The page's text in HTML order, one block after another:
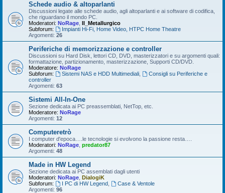
Schede audio & altoparlanti
Discussioni legate alle schede audio, agli altoparlanti e ai software di codifica,
che riguardano il mondo PC.
Moderatori: NoRage Il_Metallurgico
Subforum:
Impianti Hi-Fi, Home Video, HTPC Home Theatre
Argomenti: 26
Periferiche di memorizzazione e controller
Discussioni su Hard Disk, lettori CD, DVD, masterizzatori e su argomenti quali:
formattazione, partizionamento, masterizzazione, Supporti CD/DVD.
Moderatore: NoRage
Subforum:
Sistemi NAS e HDD Multimediali,
Consigli su Periferiche e
controller
Argomenti: 63
Sistemi All-In-One
Sezione dedicata ai PC preassemblati, NetTop, etc.
Moderatore: NoRage
Argomenti: 12
Computeretrò
I computer d'epoca….le tecnologie si evolvono la passione resta….
Moderatori: NoRage predator87
Argomenti: 48
Made in HW Legend
Sezione dedicata ai PC assemblati dagli utenti
Moderatori: NoRage DialogiK
Subforum:
I PC di HW Legend,
Case & Ventole
Argomenti: 96